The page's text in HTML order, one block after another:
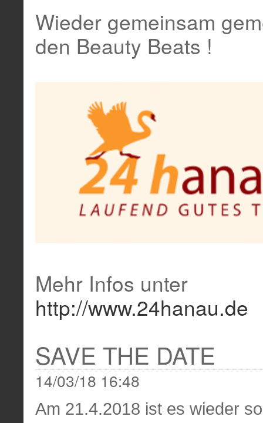
Wieder gemeinsam
den Beauty Beats !
Mehr Infos unter
http://www.24hanau.de
SAVE THE DATE
14/03/18 16:48
Am 21.4.2018 ist es wieder